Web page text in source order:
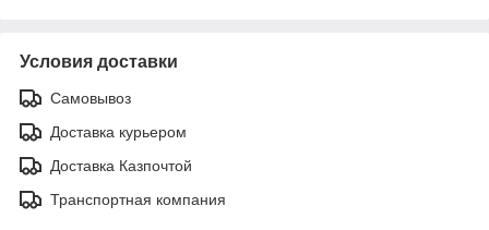
Условия доставки
Самовывоз
Доставка курьером
Доставка Казпочтой
Транспортная компания